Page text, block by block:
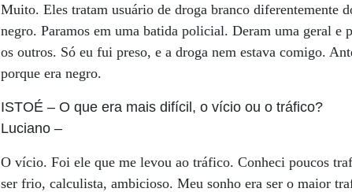
Muito. Eles tratam usuário de droga branco diferentemente
negro. Paramos em uma batida policial. Deram uma geral e
os outros. Só eu fui preso, e a droga nem estava comigo.
porque era negro.
ISTOÉ – O que era mais difícil, o vício ou o tráfico?
Luciano –
O vício. Foi ele que me levou ao tráfico. Conheci poucos
ser frio, calculista, ambicioso. Meu sonho era ser o maior